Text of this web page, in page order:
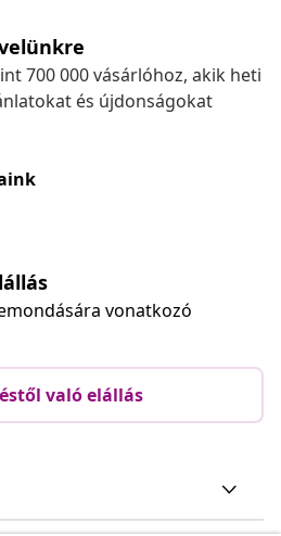
700 000 vásárlóhoz, akik heti
és újdonságokat
vonatkozó
való elállás